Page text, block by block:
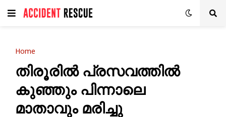
Home
തിരൂരിൽ പ്രസവത്തിൽ
കുഞ്ഞും പിന്നാലെ
മാതാവും മരിച്ചു